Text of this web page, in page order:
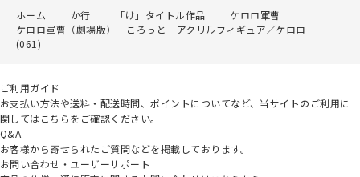
ホーム か行 「け」タイトル作品
ケロロ軍曹
ケロロ軍曹（劇場版） ころっと アクリルフィギュア／ケロロ
(061)
ご利用ガイド
お支払い方法や送料・配送時間、ポイントについてなど、当サイトのご利用に
関してはこちらをご確認ください。
Q&A
お客様から寄せられたご質問などを掲載しております。
お問い合わせ・ユーザーサポート